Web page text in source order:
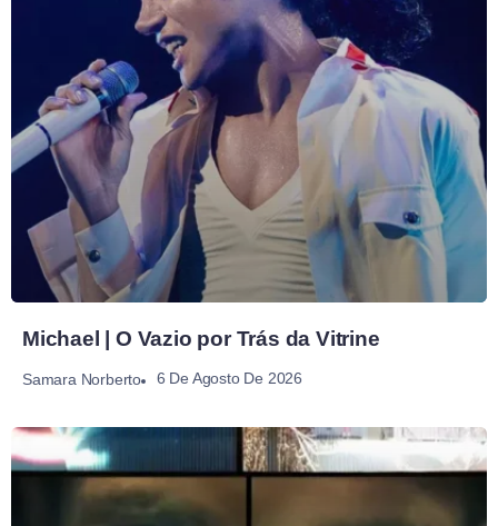
Michael | O Vazio por Trás da Vitrine
Samara Norberto 6 De Agosto De 2026